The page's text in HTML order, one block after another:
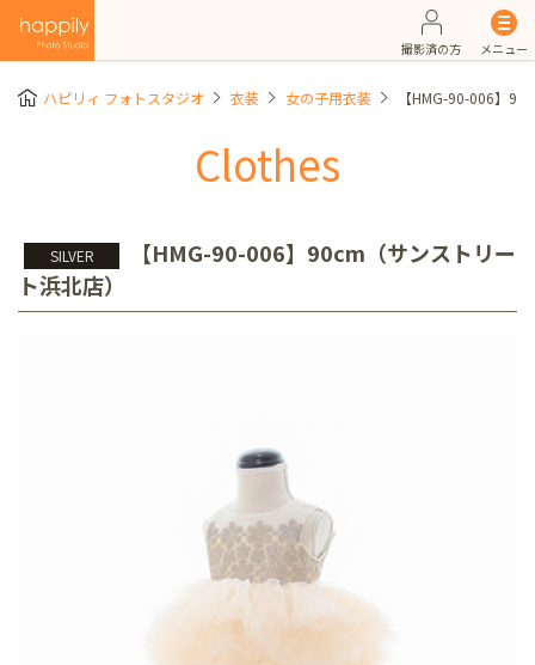
撮影済の方 メニュー
ハピリィ フォトスタジオ 衣装 女の子用衣装 【HMG-90-006】
Clothes
SILVER
【HMG-90-006】90cm（サンストリー
ト浜北店）